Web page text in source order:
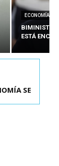
ECONOMÍA
BIMINISTRO
ESTÁ
SE